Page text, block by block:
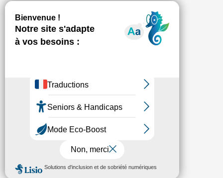
Fédésap © 2021
Mentions légales
Transparence